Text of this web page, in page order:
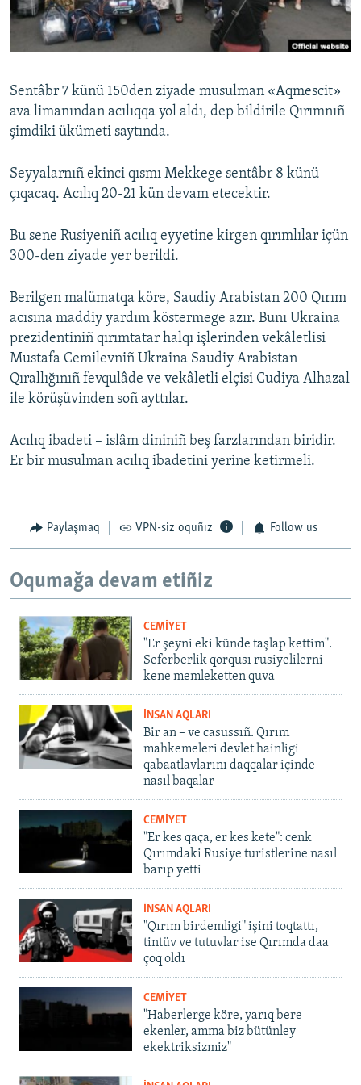
Русский
Українською
QOŞULIÑIZ!
RFE/RS bütün saytları
Sentâbr 7 künü 150den ziyade musulman «Aqmescit»
ava limanından acılıqqa yol aldı, dep bildirile Qırımnıñ
şimdiki ükümeti saytında.
Seyyalarnıñ ekinci qısmı Mekkege sentâbr 8 künü
çıqacaq. Acılıq 20-21 kün devam etecektir.
Bu sene Rusiyeniñ acılıq eyyetine kirgen qırımlılar içün
300-den ziyade yer berildi.
Berilgen malümatqa köre, Saudiy Arabistan 200 Qırım
acısına maddiy yardım köstermege azır. Bunı Ukraina
prezidentiniñ qırımtatar halqı işlerinden vekâletlisi
Mustafa Cemilevniñ Ukraina Saudiy Arabistan
Qırallığınıñ fevqulâde ve vekâletli elçisi Cudiya Alhazal
ile körüşüvinden soñ ayttılar.
Acılıq ibadeti – islâm dininiñ beş farzlarından biridir.
Er bir musulman acılıq ibadetini yerine ketirmeli.
Paylaşmaq VPN-siz oquñız Follow us
Oqumağa devam etiñiz
CEMİYET
"Er şeyni eki künde taşlap kettim".
Seferberlik qorqusı rusiyelilerni
kene memleketten quva
İNSAN AQLARI
Bir an – ve casussıñ. Qırım
mahkemeleri devlet hainligi
qabaatlavlarını daqqalar içinde
nasıl baqalar
CEMİYET
"Er kes qaça, er kes kete": cenk
Qırımdaki Rusiye turistlerine nasıl
barıp yetti
İNSAN AQLARI
"Qırım birdemligi" işini toqtattı,
tintüv ve tutuvlar ise Qırımda daa
çoq oldı
CEMİYET
"Haberlerge köre, yarıq bere
ekenler, amma biz bütünley
ekektriksizmiz"